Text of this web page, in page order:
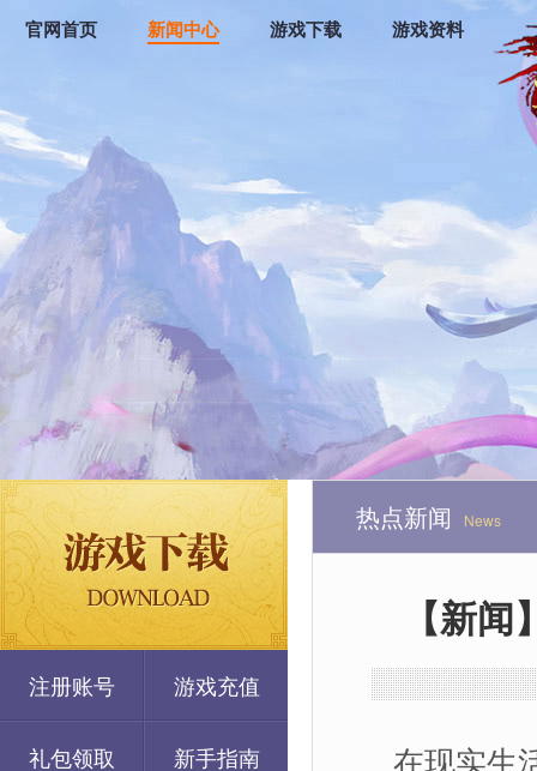
官网首页 新闻中心 游戏下载 游戏资料
注册账号 游戏充值
礼包领取 新手指南
热点新闻 News
【新
在现实生